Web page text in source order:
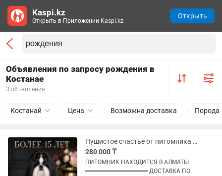
Объявления по запросу рождения в
Костанае
3 объявления
Костанай Цена Возможна доставка Порода
Пушистое счастье от питомника щенок
280 000 ₸
ПИТОМНИК НАХОДИТСЯ В АЛМАТЫ
━━━━━━━━━━━━━━━━━━ ДОСТАВКА ПО
Kaspi.kz
Открыть в Приложении Kaspi.kz
Открыть